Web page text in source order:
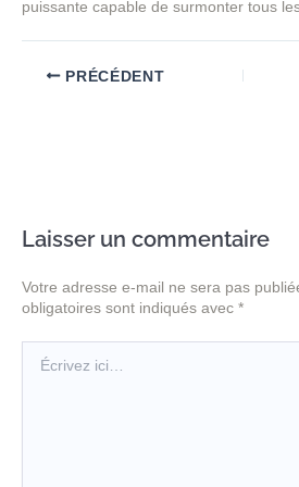
puissante capable de surmonter tous
PRÉCÉDENT
Laisser un commentaire
Votre adresse e-mail ne sera pas
obligatoires sont indiqués avec *
ici…